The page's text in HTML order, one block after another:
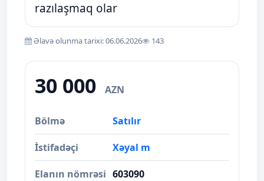
razılaşmaq olar
Əlavə olunma tarixi: 06.06.2026 143
30 000 AZN
Bölmə Satılır
İstifadəçi Xəyal m
Elanın nömrəsi 603090